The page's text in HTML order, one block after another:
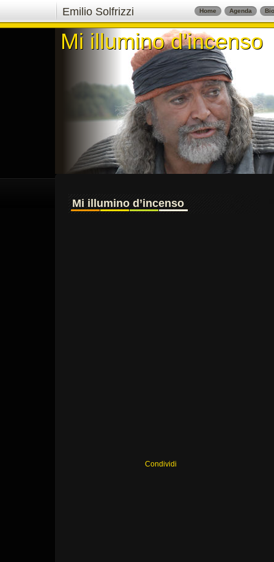
Emilio Solfrizzi Home Agenda
Mi illumino d'incenso
Mi illumino d'incenso
Mi illumino d’incenso
Condividi